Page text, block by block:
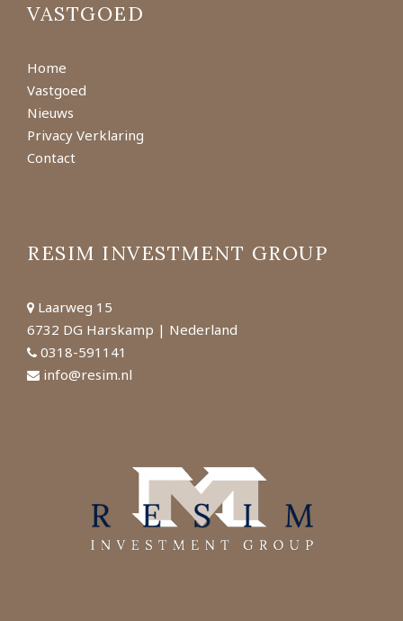
VASTGOED
Home
Vastgoed
Nieuws
Privacy Verklaring
Contact
RESIM INVESTMENT GROUP
Laarweg 15
6732 DG Harskamp | Nederland
0318-591141
info@resim.nl